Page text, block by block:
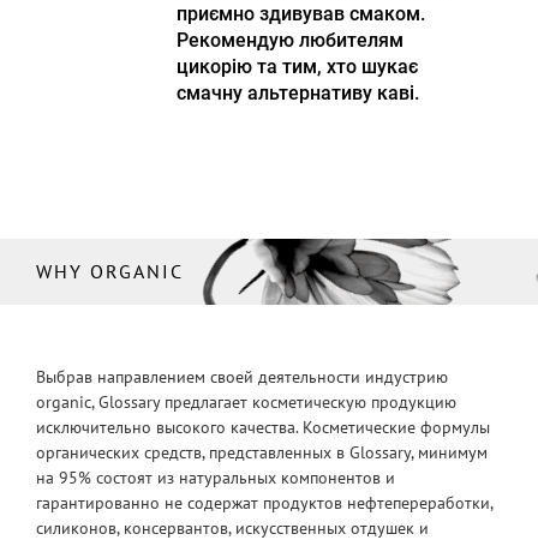
приємно здивував смаком.
Рекомендую любителям
цикорію та тим, хто шукає
смачну альтернативу каві.
WHY ORGANIC
Выбрав направлением своей деятельности индустрию
organic, Glossary предлагает косметическую продукцию
исключительно высокого качества. Косметические формулы
органических средств, представленных в Glossary, минимум
на 95% состоят из натуральных компонентов и
гарантированно не содержат продуктов нефтепереработки,
силиконов, консервантов, искусственных отдушек и